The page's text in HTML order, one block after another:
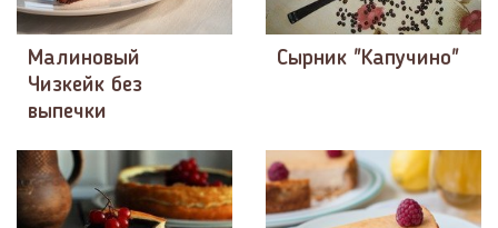
Малиновый
Чизкейк без
выпечки
Сырник "Капучино"